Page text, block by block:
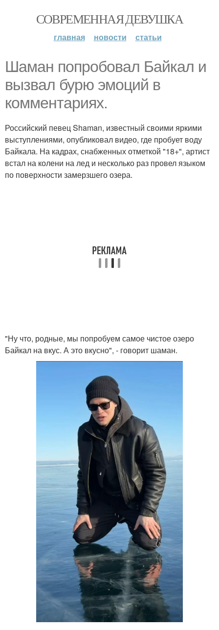
СОВРЕМЕННАЯ ДЕВУШКА
главная новости статьи
Шаман попробовал Байкал и
вызвал бурю эмоций в
комментариях.
Российский певец Shaman, известный своими яркими
выступлениями, опубликовал видео, где пробует воду
Байкала. На кадрах, снабженных отметкой "18+", артист
встал на колени на лед и несколько раз провел языком
по поверхности замерзшего озера.
"Ну что, родные, мы попробуем самое чистое озеро
Байкал на вкус. А это вкусно", - говорит шаман.